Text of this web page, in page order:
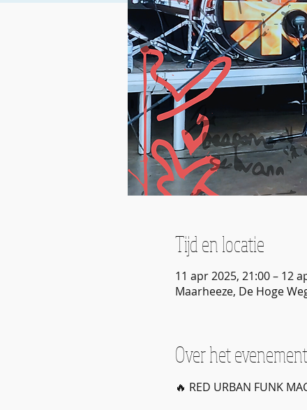
Tijd en locatie
11 apr 2025, 21:00 – 12
Maarheeze, De Hoge
Over het evenement
🔥 RED URBAN FUNK